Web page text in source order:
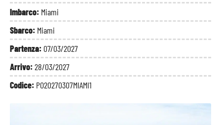
Imbarco: Miami
Sbarco: Miami
Partenza: 07/03/2027
Arrivo:28/03/2027
Codice: PO20270307MIAMI1